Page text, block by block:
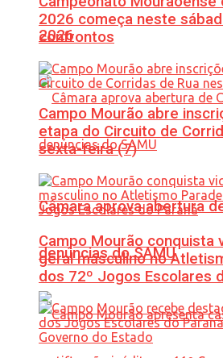
2026
Câmara aprova abertura
denúncias do SAMU
2026 começa neste
confrontos
Campo Mourão abre
etapa do Circuito de
sexta-feira (7)
Campo Mourão conquista
geral masculino no
dos 72º Jogos Escolares